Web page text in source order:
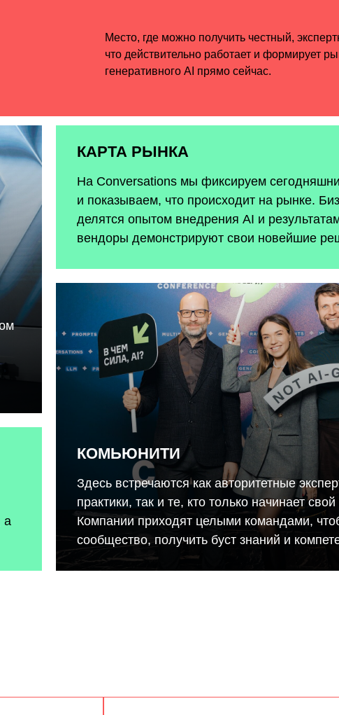
а
КАРТА РЫНКА
На Conversations мы фиксируем
и показываем, что происходит на рынке.
делятся опытом внедрения AI и
вендоры демонстрируют свои новейшие
КОМЬЮНИТИ
Здесь встречаются как авторитетные
практики, так и те, кто только начинает
Компании приходят целыми командами,
сообщество, получить буст знаний и